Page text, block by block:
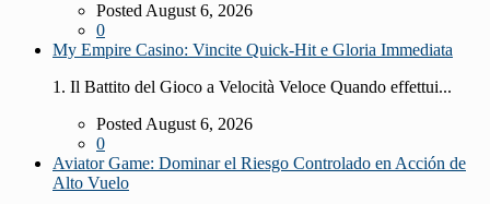
Posted August 6, 2026
0
My Empire Casino: Vincite Quick‑Hit e Gloria Immediata
1. Il Battito del Gioco a Velocità Veloce Quando effettui...
Posted August 6, 2026
0
Aviator Game: Dominar el Riesgo Controlado en Acción de
Alto Vuelo